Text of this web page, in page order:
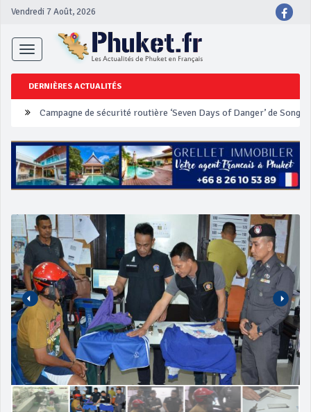
Vendredi 7 Août, 2026
Toggle
navigation
DERNIÈRES ACTUALITÉS
Un touriste français blessé en se faisant arracher son collier en
Phuket Peranakan Festival
‘Phuket Eye’ assurera la sécurité pendant Songkran
Campagne de sécurité routière ‘Seven Days of Danger’ de